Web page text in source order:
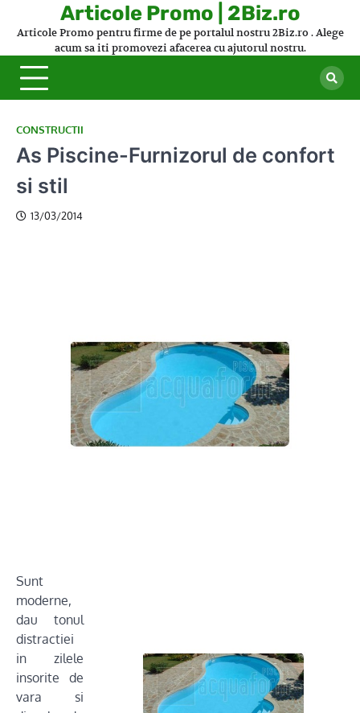
Articole Promo | 2Biz.ro
Articole Promo pentru firme de pe portalul nostru 2Biz.ro . Alege
acum sa iti promovezi afacerea cu ajutorul nostru.
CONSTRUCTII
As Piscine-Furnizorul de confort
si stil
13/03/2014
Sunt
moderne,
dau tonul
distractiei
in zilele
insorite de
vara si